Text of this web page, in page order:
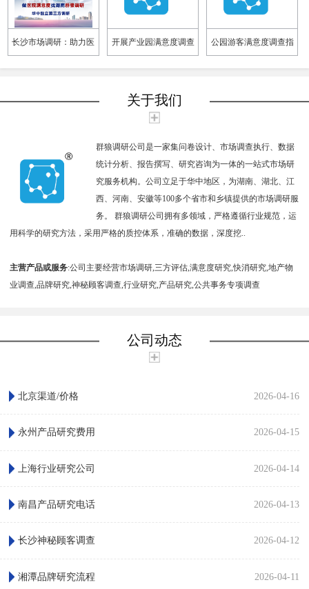
长沙市场调研：助力医
院满意度调查，提升医
开展产业园满意度调查
需要注意什么
公园游客满意度调查指
标设计
关于我们
群狼调研公司是一家集问卷设计、市场调查执行、数据
统计分析、报告撰写、研究咨询为一体的一站式市场研
究服务机构。公司立足于华中地区，为湖南、湖北、江
西、河南、安徽等100多个省市和乡镇提供的市场调研服
务。 群狼调研公司拥有多领域，严格遵循行业规范，运
用科学的研究方法，采用严格的质控体系，准确的数据，深度挖..
主营产品或服务:公司主要经营市场调研,三方评估,满意度研究,快消研究,地产物
业调查,品牌研究,神秘顾客调查,行业研究,产品研究,公共事务专项调查
公司动态
2026-04-16
北京渠道/价格
2026-04-15
永州产品研究费用
2026-04-14
上海行业研究公司
2026-04-13
南昌产品研究电话
2026-04-12
长沙神秘顾客调查
2026-04-11
湘潭品牌研究流程